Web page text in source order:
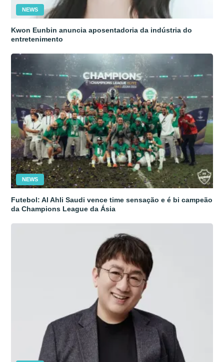
NEWS
Kwon Eunbin anuncia aposentadoria da indústria do
entretenimento
NEWS
Futebol: Al Ahli Saudi vence time sensação e é bi campeão
da Champions League da Ásia